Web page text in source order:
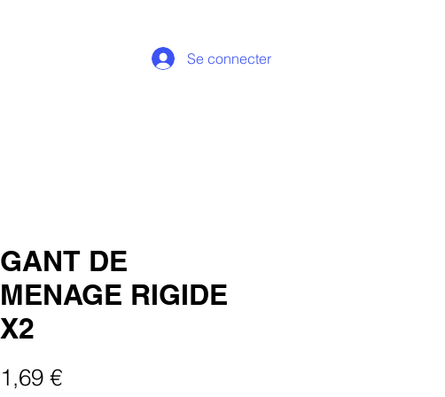
Se connecter
GANT DE
MENAGE RIGIDE
X2
1,69 €Prix